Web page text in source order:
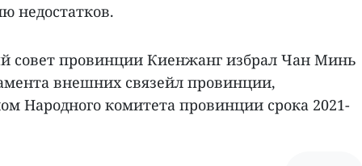
недостатков.
совет провинции Киенжанг избрал Чан Минь
внешних связейл провинции,
Народного комитета провинции срока 2021-